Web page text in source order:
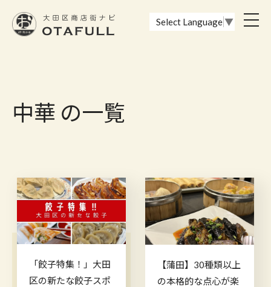
Select Language ▼
中華 の一覧
「餃子特集！」大田
区の新たな餃子スポ
【蒲田】30種類以上
の本格的な点心が楽